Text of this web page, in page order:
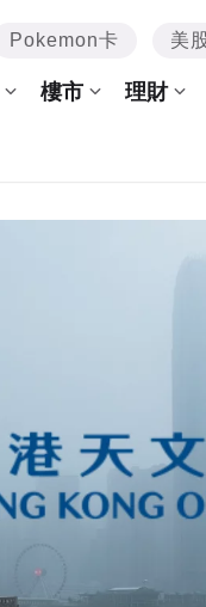
Pokemon卡 美
樓市 理財